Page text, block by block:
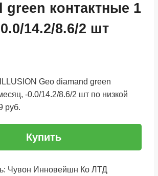
green контактные 1
14.2/8.6/2 шт
Geo diamand green
-0.0/14.2/8.6/2 шт по низкой
руб.
Купить
Чувон Инновейшн Ко ЛТД